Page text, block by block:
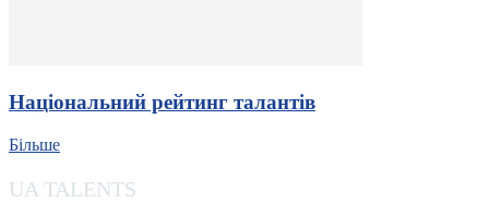
Національний рейтинг талантів
Більше
UA TALENTS